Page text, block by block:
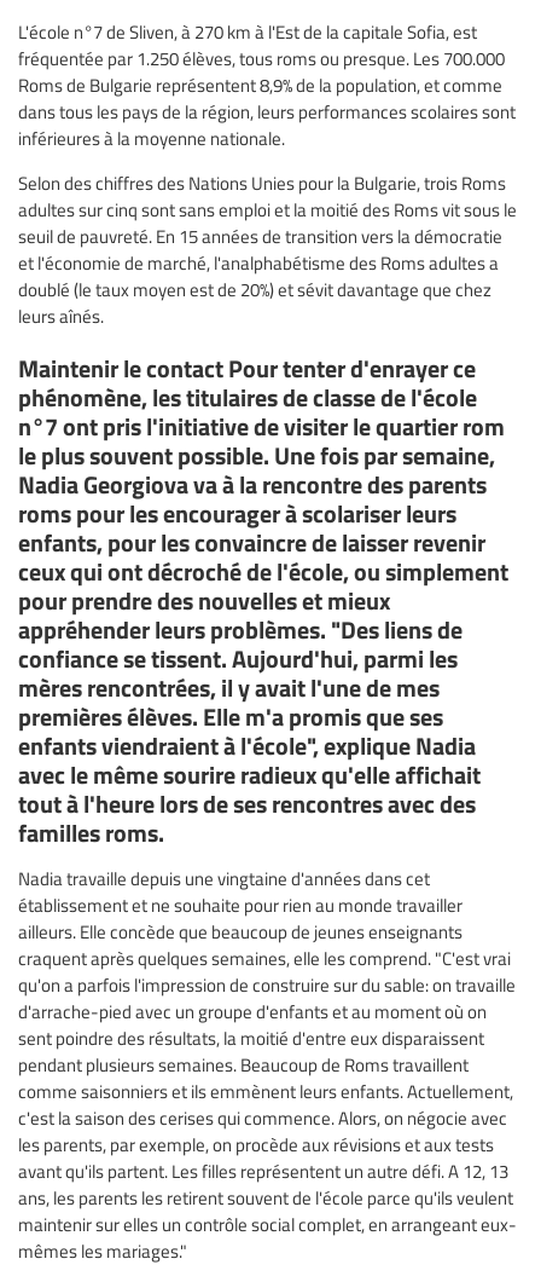
L'école n°7 de Sliven, à 270 km à l'Est de la capitale Sofia, est
fréquentée par 1.250 élèves, tous roms ou presque. Les 700.000
Roms de Bulgarie représentent 8,9% de la population, et comme
dans tous les pays de la région, leurs performances scolaires sont
inférieures à la moyenne nationale.
Selon des chiffres des Nations Unies pour la Bulgarie, trois Roms
adultes sur cinq sont sans emploi et la moitié des Roms vit sous le
seuil de pauvreté. En 15 années de transition vers la démocratie
et l'économie de marché, l'analphabétisme des Roms adultes a
doublé (le taux moyen est de 20%) et sévit davantage que chez
leurs aînés.
Maintenir le contact Pour tenter d'enrayer ce
phénomène, les titulaires de classe de l'école
n°7 ont pris l'initiative de visiter le quartier rom
le plus souvent possible. Une fois par semaine,
Nadia Georgiova va à la rencontre des parents
roms pour les encourager à scolariser leurs
enfants, pour les convaincre de laisser revenir
ceux qui ont décroché de l'école, ou simplement
pour prendre des nouvelles et mieux
appréhender leurs problèmes. "Des liens de
confiance se tissent. Aujourd'hui, parmi les
mères rencontrées, il y avait l'une de mes
premières élèves. Elle m'a promis que ses
enfants viendraient à l'école", explique Nadia
avec le même sourire radieux qu'elle affichait
tout à l'heure lors de ses rencontres avec des
familles roms.
Nadia travaille depuis une vingtaine d'années dans cet
établissement et ne souhaite pour rien au monde travailler
ailleurs. Elle concède que beaucoup de jeunes enseignants
craquent après quelques semaines, elle les comprend. "C'est vrai
qu'on a parfois l'impression de construire sur du sable: on travaille
d'arrache-pied avec un groupe d'enfants et au moment où on
sent poindre des résultats, la moitié d'entre eux disparaissent
pendant plusieurs semaines. Beaucoup de Roms travaillent
comme saisonniers et ils emmènent leurs enfants. Actuellement,
c'est la saison des cerises qui commence. Alors, on négocie avec
les parents, par exemple, on procède aux révisions et aux tests
avant qu'ils partent. Les filles représentent un autre défi. A 12, 13
ans, les parents les retirent souvent de l'école parce qu'ils veulent
maintenir sur elles un contrôle social complet, en arrangeant eux-
mêmes les mariages."